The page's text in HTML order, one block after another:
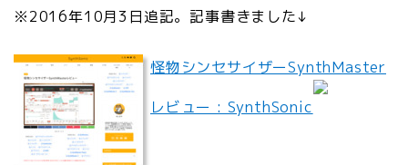
※2016年10月3日追記。記事書きました↓
怪物シンセサイザーSynthMaster
レビュー : SynthSonic